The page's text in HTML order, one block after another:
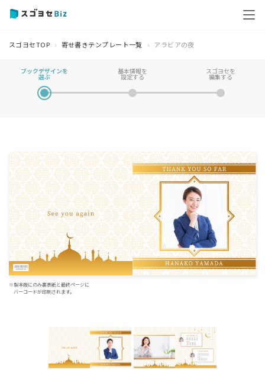
スゴヨセTOP 寄せ書きテンプレート一覧 アラビアの夜
ブックデザインを
選ぶ
基本情報を
設定する
スゴヨセを
編集する
※製本版にのみ裏表紙と最終ページに
バーコードが印刷されます。